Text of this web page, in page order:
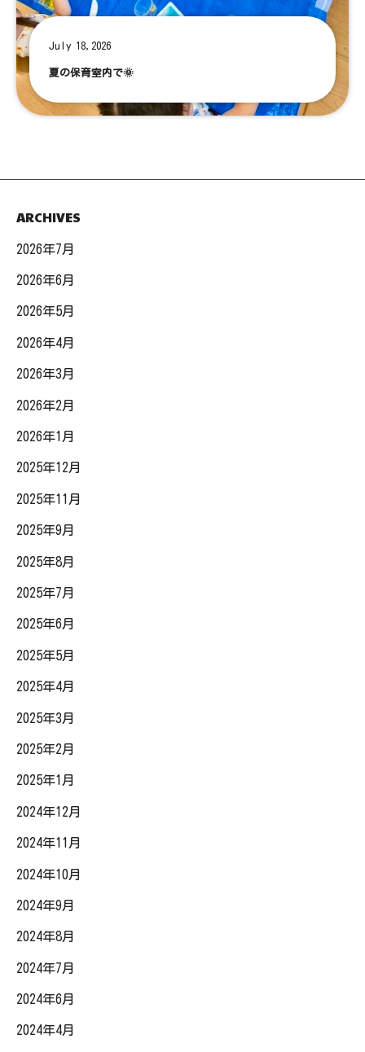
July 18,2026
夏の保育室内で🌞
ARCHIVES
2026年7月
2026年6月
2026年5月
2026年4月
2026年3月
2026年2月
2026年1月
2025年12月
2025年11月
2025年9月
2025年8月
2025年7月
2025年6月
2025年5月
2025年4月
2025年3月
2025年2月
2025年1月
2024年12月
2024年11月
2024年10月
2024年9月
2024年8月
2024年7月
2024年6月
2024年4月